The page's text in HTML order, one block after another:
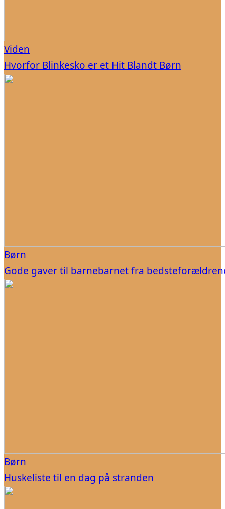
Viden
Hvorfor Blinkesko er et Hit Blandt Børn
Børn
Gode gaver til barnebarnet fra
Børn
Huskeliste til en dag på stranden